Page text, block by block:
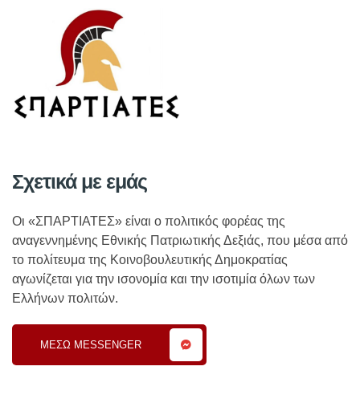
Σχετικά με εμάς
Οι «ΣΠΑΡΤΙΑΤΕΣ» είναι ο πολιτικός φορέας της
αναγεννημένης Εθνικής Πατριωτικής Δεξιάς, που μέσα από
το πολίτευμα της Κοινοβουλευτικής Δημοκρατίας
αγωνίζεται για την ισονομία και την ισοτιμία όλων των
Ελλήνων πολιτών.
MEΣΩ MESSENGER